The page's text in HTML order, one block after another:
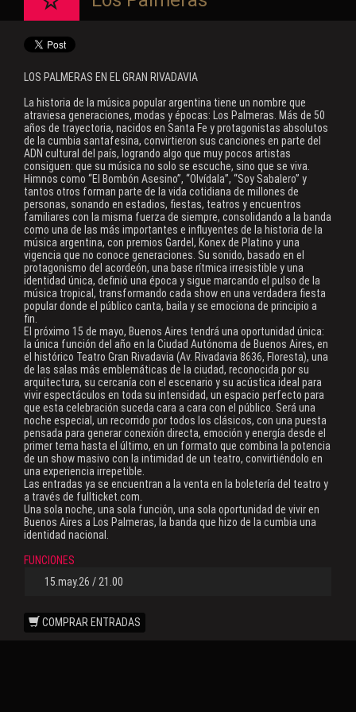
LOS PALMERAS EN EL GRAN RIVADAVIA
La historia de la música popular argentina tiene un nombre que
atraviesa generaciones, modas y épocas: Los Palmeras. Más de 50
años de trayectoria, nacidos en Santa Fe y protagonistas absolutos
de la cumbia santafesina, convirtieron sus canciones en parte del
ADN cultural del país, logrando algo que muy pocos artistas
consiguen: que su música no solo se escuche, sino que se viva.
Himnos como “El Bombón Asesino”, “Olvídala”, “Soy Sabalero” y
tantos otros forman parte de la vida cotidiana de millones de
personas, sonando en estadios, fiestas, teatros y encuentros
familiares con la misma fuerza de siempre, consolidando a la banda
como una de las más importantes e influyentes de la historia de la
música argentina, con premios Gardel, Konex de Platino y una
vigencia que no conoce generaciones. Su sonido, basado en el
protagonismo del acordeón, una base rítmica irresistible y una
identidad única, definió una época y sigue marcando el pulso de la
música tropical, transformando cada show en una verdadera fiesta
popular donde el público canta, baila y se emociona de principio a
fin.
El próximo 15 de mayo, Buenos Aires tendrá una oportunidad única:
la única función del año en la Ciudad Autónoma de Buenos Aires, en
el histórico Teatro Gran Rivadavia (Av. Rivadavia 8636, Floresta), una
de las salas más emblemáticas de la ciudad, reconocida por su
arquitectura, su cercanía con el escenario y su acústica ideal para
vivir espectáculos en toda su intensidad, un espacio perfecto para
que esta celebración suceda cara a cara con el público. Será una
noche especial, un recorrido por todos los clásicos, con una puesta
pensada para generar conexión directa, emoción y energía desde el
primer tema hasta el último, en un formato que combina la potencia
de un show masivo con la intimidad de un teatro, convirtiéndolo en
una experiencia irrepetible.
Las entradas ya se encuentran a la venta en la boletería del teatro y
a través de fullticket.com.
Una sola noche, una sola función, una sola oportunidad de vivir en
Buenos Aires a Los Palmeras, la banda que hizo de la cumbia una
identidad nacional.
FUNCIONES
15.may.26 / 21.00
COMPRAR ENTRADAS